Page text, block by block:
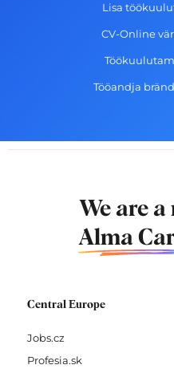
Lisa
CV-Online
Tööandja
We are
Alma
Central Europe
Jobs.cz
Profesia.sk